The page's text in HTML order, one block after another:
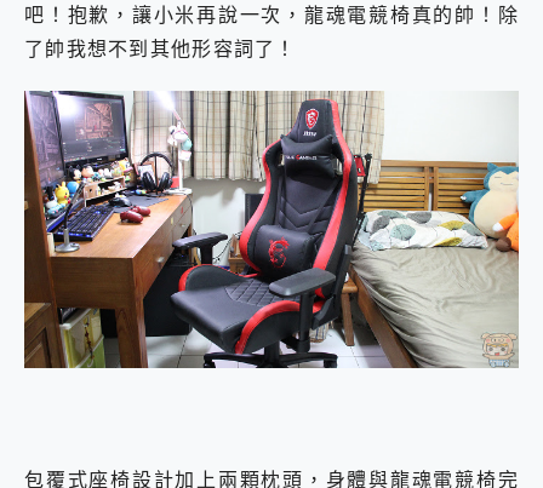
吧！抱歉，讓小米再說一次，龍魂電競椅真的帥！除
了帥我想不到其他形容詞了！
包覆式座椅設計加上兩顆枕頭，身體與龍魂電競椅完